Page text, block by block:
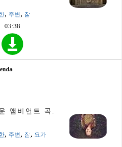
, 주변, 잠
03:38
앰비언트 곡.
, 주변 , 잠, 요가